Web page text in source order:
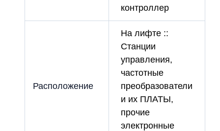
контроллер
Расположение
На лифте ::
Станции
управления,
частотные
преобразователи
и их ПЛАТЫ,
прочие
электронные